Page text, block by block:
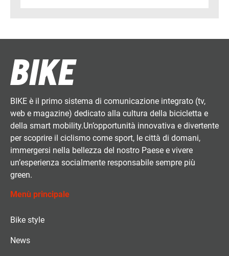
BIKE è il primo sistema di comunicazione integrato (tv,
web e magazine) dedicato alla cultura della bicicletta e
della smart mobility.Un’opportunità innovativa e divertente
per scoprire il ciclismo come sport, le città di domani,
immergersi nella bellezza del nostro Paese e vivere
un’esperienza socialmente responsabile sempre più
green.
Menù principale
Bike style
News